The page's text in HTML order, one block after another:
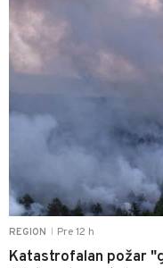
REGION Pre 12 h
Katastrofalan požar